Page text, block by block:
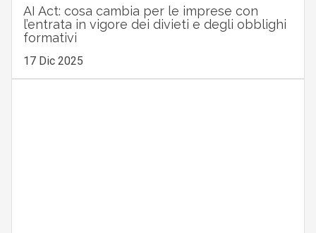
AI Act: cosa cambia per le imprese con
l’entrata in vigore dei divieti e degli obblighi
formativi
17 Dic 2025